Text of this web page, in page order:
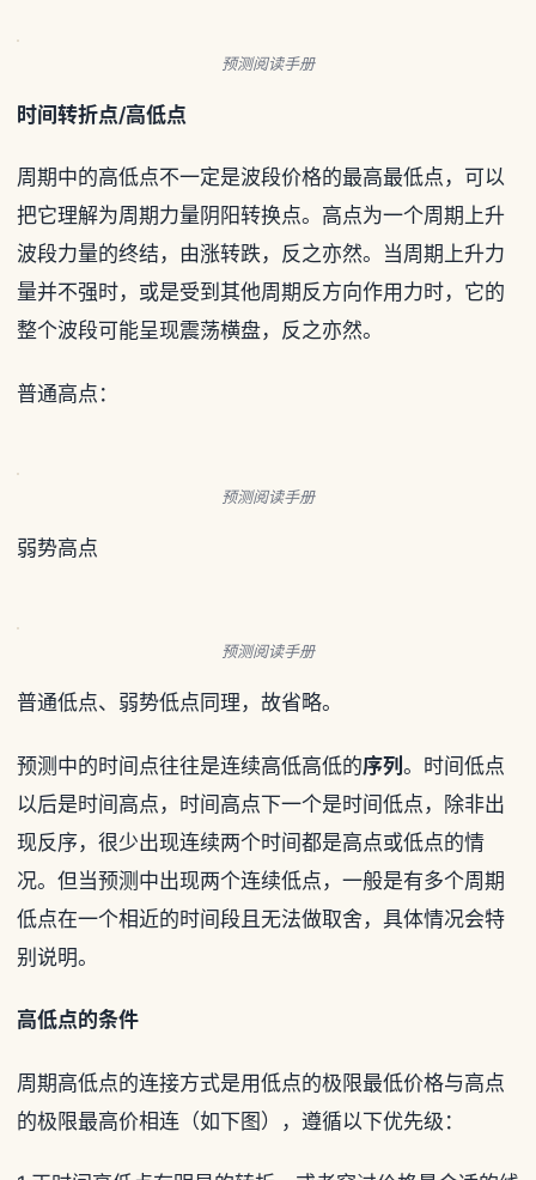
预测阅读手册
时间转折点/高低点
周期中的高低点不一定是波段价格的最高最低点，可以
把它理解为周期力量阴阳转换点。高点为一个周期上升
波段力量的终结，由涨转跌，反之亦然。当周期上升力
量并不强时，或是受到其他周期反方向作用力时，它的
整个波段可能呈现震荡横盘，反之亦然。
普通高点：
预测阅读手册
弱势高点
预测阅读手册
普通低点、弱势低点同理，故省略。
预测中的时间点往往是连续高低高低的序列 。时间低点
以后是时间高点，时间高点下一个是时间低点，除非出
现反序，很少出现连续两个时间都是高点或低点的情
况。但当预测中出现两个连续低点，一般是有多个周期
低点在一个相近的时间段且无法做取舍，具体情况会特
别说明。
高低点的条件
周期高低点的连接方式是用低点的极限最低价格与高点
的极限最高价相连（如下图），遵循以下优先级：